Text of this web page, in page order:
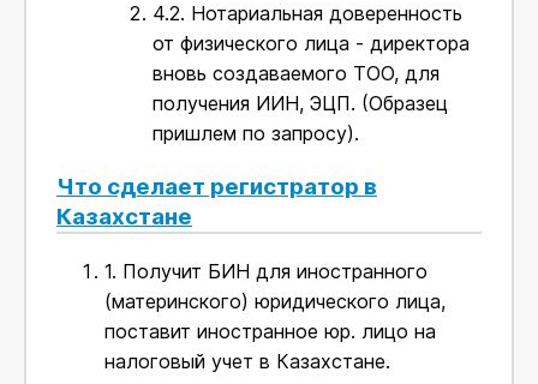
4.2. Нотариальная доверенность
от физического лица - директора
вновь создаваемого ТОО, для
получения ИИН, ЭЦП. (Образец
пришлем по запросу).
Что сделает регистратор в
Казахстане
1. Получит БИН для иностранного
(материнского) юридического лица,
поставит иностранное юр. лицо на
налоговый учет в Казахстане.